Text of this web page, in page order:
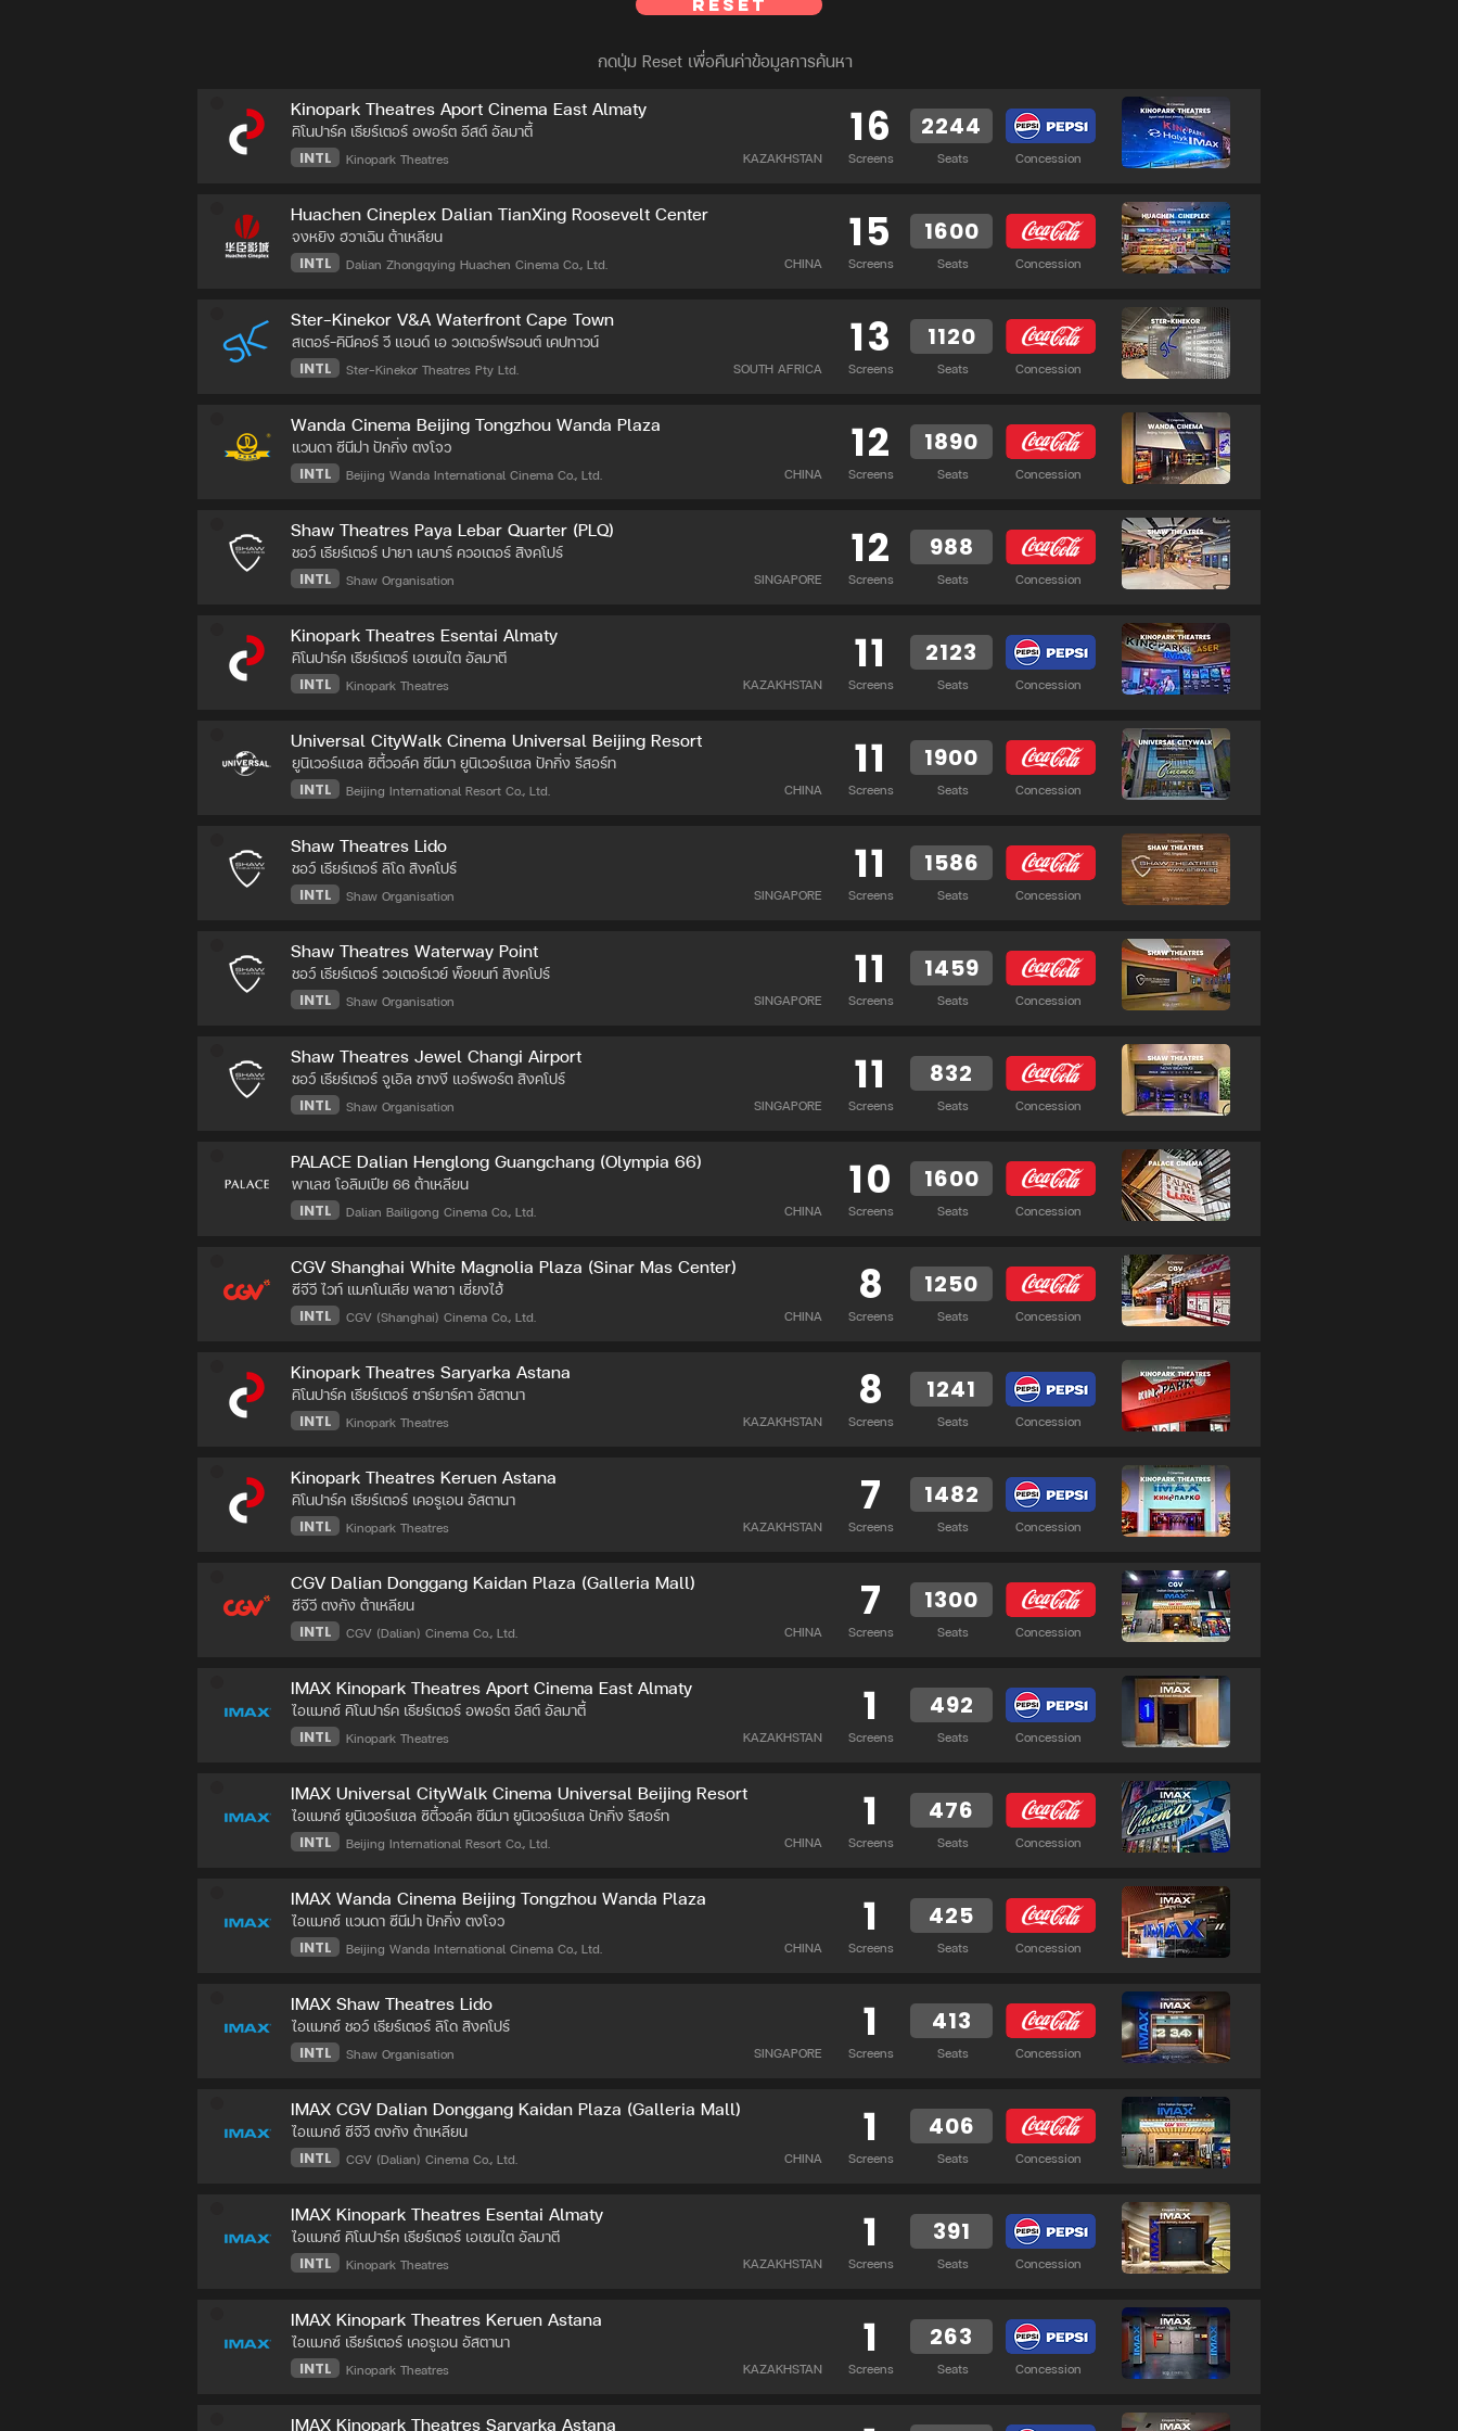
Reset
กดปุ่ม Reset เพื่อคืนค่าข้อมูลการค้นหา
Kinopark Theatres Aport Cinema East Almaty
คิโนปาร์ค เธียร์เตอร์ อพอร์ต อีสต์ อัลมาตี้
INTL Kinopark Theatres KAZAKHSTAN
16
Screens
2244
Seats Concession
Huachen Cineplex Dalian TianXing Roosevelt Center
จงหยิง ฮวาเฉิน ต้าเหลียน
INTL Dalian Zhongqying Huachen Cinema Co., Ltd. CHINA
15
Screens
1600
Seats Concession
Ster-Kinekor V&A Waterfront Cape Town
สเตอร์-คินีคอร์ วี แอนด์ เอ วอเตอร์ฟรอนต์ เคปทาวน์
INTL Ster-Kinekor Theatres Pty Ltd. SOUTH AFRICA
13
Screens
1120
Seats Concession
Wanda Cinema Beijing Tongzhou Wanda Plaza
แวนดา ซีนีม่า ปักกิ่ง ตงโจว
INTL Beijing Wanda International Cinema Co., Ltd. CHINA
12
Screens
1890
Seats Concession
Shaw Theatres Paya Lebar Quarter (PLQ)
ชอว์ เธียร์เตอร์ ปายา เลบาร์ ควอเตอร์ สิงคโปร์
INTL Shaw Organisation SINGAPORE
12
Screens
988
Seats Concession
Kinopark Theatres Esentai Almaty
คิโนปาร์ค เธียร์เตอร์ เอเซนไต อัลมาตี
INTL Kinopark Theatres KAZAKHSTAN
11
Screens
2123
Seats Concession
Universal CityWalk Cinema Universal Beijing Resort
ยูนิเวอร์แซล ซิตี้วอล์ค ซีนีมา ยูนิเวอร์แซล ปักกิ่ง รีสอร์ท
INTL Beijing International Resort Co., Ltd. CHINA
11
Screens
1900
Seats Concession
Shaw Theatres Lido
ชอว์ เธียร์เตอร์ ลิโด สิงคโปร์
INTL Shaw Organisation SINGAPORE
11
Screens
1586
Seats Concession
Shaw Theatres Waterway Point
ชอว์ เธียร์เตอร์ วอเตอร์เวย์ พ็อยนท์ สิงคโปร์
INTL Shaw Organisation SINGAPORE
11
Screens
1459
Seats Concession
Shaw Theatres Jewel Changi Airport
ชอว์ เธียร์เตอร์ จูเอิล ชางงี แอร์พอร์ต สิงคโปร์
INTL Shaw Organisation SINGAPORE
11
Screens
832
Seats Concession
PALACE Dalian Henglong Guangchang (Olympia 66)
พาเลซ โอลิมเปีย 66 ต้าเหลียน
INTL Dalian Bailigong Cinema Co., Ltd. CHINA
10
Screens
1600
Seats Concession
CGV Shanghai White Magnolia Plaza (Sinar Mas Center)
ซีจีวี ไวท์ แมกโนเลีย พลาซา เซี่ยงไฮ้
INTL CGV (Shanghai) Cinema Co., Ltd. CHINA
8
Screens
1250
Seats Concession
Kinopark Theatres Saryarka Astana
คิโนปาร์ค เธียร์เตอร์ ซาร์ยาร์คา อัสตานา
INTL Kinopark Theatres KAZAKHSTAN
8
Screens
1241
Seats Concession
Kinopark Theatres Keruen Astana
คิโนปาร์ค เธียร์เตอร์ เคอรูเอน อัสตานา
INTL Kinopark Theatres KAZAKHSTAN
7
Screens
1482
Seats Concession
CGV Dalian Donggang Kaidan Plaza (Galleria Mall)
ซีจีวี ตงกัง ต้าเหลียน
INTL CGV (Dalian) Cinema Co., Ltd. CHINA
7
Screens
1300
Seats Concession
IMAX Kinopark Theatres Aport Cinema East Almaty
ไอแมกซ์ คิโนปาร์ค เธียร์เตอร์ อพอร์ต อีสต์ อัลมาตี้
INTL Kinopark Theatres KAZAKHSTAN
1
Screens
492
Seats Concession
IMAX Universal CityWalk Cinema Universal Beijing Resort
ไอแมกซ์ ยูนิเวอร์แซล ซิตี้วอล์ค ซีนีมา ยูนิเวอร์แซล ปักกิ่ง รีสอร์ท
INTL Beijing International Resort Co., Ltd. CHINA
1
Screens
476
Seats Concession
IMAX Wanda Cinema Beijing Tongzhou Wanda Plaza
ไอแมกซ์ แวนดา ซีนีม่า ปักกิ่ง ตงโจว
INTL Beijing Wanda International Cinema Co., Ltd. CHINA
1
Screens
425
Seats Concession
IMAX Shaw Theatres Lido
ไอแมกซ์ ชอว์ เธียร์เตอร์ ลิโด สิงคโปร์
INTL Shaw Organisation SINGAPORE
1
Screens
413
Seats Concession
IMAX CGV Dalian Donggang Kaidan Plaza (Galleria Mall)
ไอแมกซ์ ซีจีวี ตงกัง ต้าเหลียน
INTL CGV (Dalian) Cinema Co., Ltd. CHINA
1
Screens
406
Seats Concession
IMAX Kinopark Theatres Esentai Almaty
ไอแมกซ์ คิโนปาร์ค เธียร์เตอร์ เอเซนไต อัลมาตี
INTL Kinopark Theatres KAZAKHSTAN
1
Screens
391
Seats Concession
IMAX Kinopark Theatres Keruen Astana
ไอแมกซ์ เธียร์เตอร์ เคอรูเอน อัสตานา
INTL Kinopark Theatres KAZAKHSTAN
1
Screens
263
Seats Concession
IMAX Kinopark Theatres Saryarka Astana